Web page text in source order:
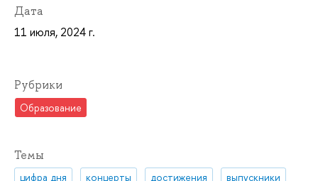
Дата
11 июля, 2024 г.
Рубрики
Образование
Темы
цифра дня концерты достижения
выпускники